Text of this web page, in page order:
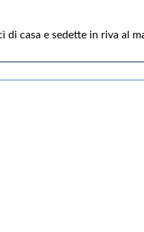
di casa e sedette in riva al